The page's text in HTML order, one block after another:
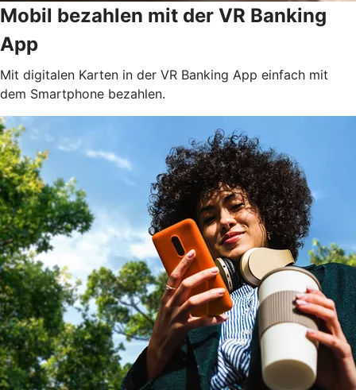
Mobil bezahlen mit der VR Banking
App
Mit digitalen Karten in der VR Banking App einfach mit
dem Smartphone bezahlen.